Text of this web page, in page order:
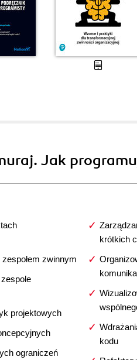
Jak
zwinnym
projektowych
ograniczeń
krótkich
kodu